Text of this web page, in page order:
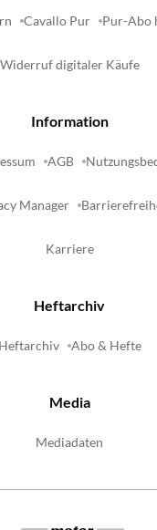
Cavallo Pur Pur-Abo
Widerruf digitaler Käufe
Information
AGB
Manager
Karriere
Heftarchiv
Heftarchiv Abo & Hefte
Media
Mediadaten